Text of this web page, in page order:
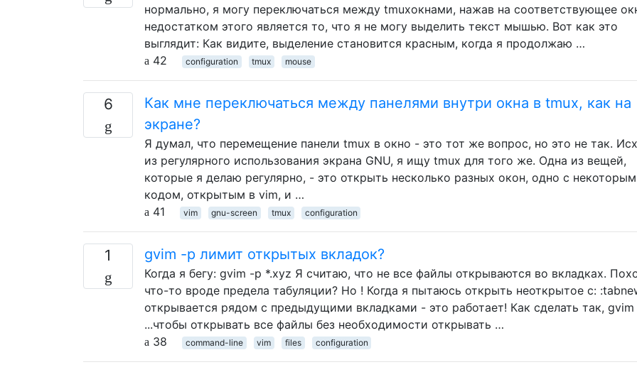
нормально, я могу переключаться между tmuxокнами, нажав на соответствующее
недостатком этого является то, что я не могу выделить текст мышью. Вот как это
выглядит: Как видите, выделение становится красным, когда я продолжаю …
42
configuration tmux mouse
6
Как мне переключаться между панелями внутри окна в tmux, как на
экране?
Я думал, что перемещение панели tmux в окно - это тот же вопрос, но это не так.
из регулярного использования экрана GNU, я ищу tmux для того же. Одна из вещей,
которые я делаю регулярно, - это открыть несколько разных окон, одно с некоторым
кодом, открытым в vim, и …
41
vim gnu-screen tmux configuration
1 gvim -p лимит открытых вкладок?
Когда я бегу: gvim -p *.xyz Я считаю, что не все файлы открываются во вкладках.
что-то вроде предела табуляции? Но ! Когда я пытаюсь открыть неоткрытое с:
открывается рядом с предыдущими вкладками - это работает! Как сделать так,
...чтобы открывать все файлы без необходимости открывать …
38
command-line vim files configuration